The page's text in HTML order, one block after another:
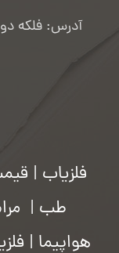
آدرس: فلکه
فلزیاب |
طب |
هواپیما |